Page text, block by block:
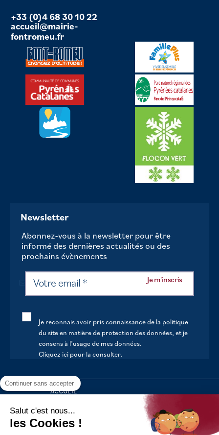
+33 (0)4 68 30 10 22
accueil@mairie-
fontromeu.fr
Newsletter
Abonnez-vous à la newsletter pour être
informé des dernières actualités ou des
prochains évènements
Je reconnais avoir pris connaissance de la politique
du site en matière de protection des données, et je
consens à l’usage de mes données.
Cliquez ici pour la consulter.
ACCUEIL
VOTRE MAIRIE
VOTRE QUOTIDIEN
Continuer sans accepter
Salut c'est nous...
les Cookies !